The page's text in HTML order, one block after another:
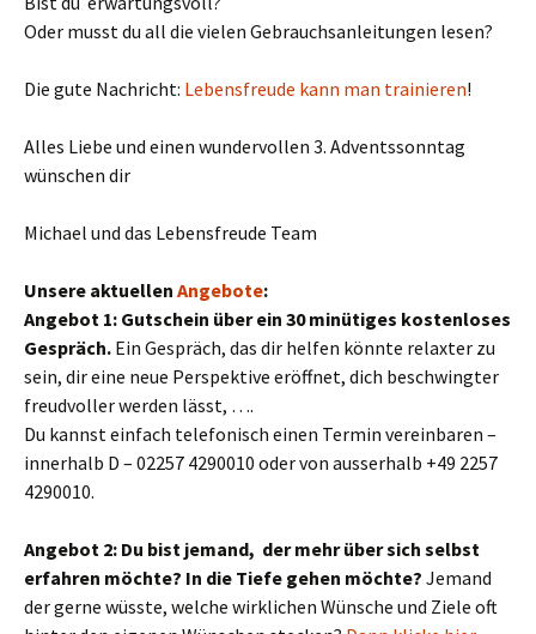
Oder musst du all die vielen Gebrauchsanleitungen lesen?
Die gute Nachricht: Lebensfreude kann man trainieren!
Alles Liebe und einen wundervollen 3. Adventssonntag
wünschen dir
Michael und das Lebensfreude Team
Unsere aktuellen Angebote:
Angebot 1: Gutschein über ein 30 minütiges kostenloses
Gespräch. Ein Gespräch, das dir helfen könnte relaxter zu
sein, dir eine neue Perspektive eröffnet, dich beschwingter
freudvoller werden lässt, ….
Du kannst einfach telefonisch einen Termin vereinbaren –
innerhalb D – 02257 4290010 oder von ausserhalb +49 2257
4290010.
Angebot 2: Du bist jemand, der mehr über sich selbst
erfahren möchte? In die Tiefe gehen möchte? Jemand
der gerne wüsste, welche wirklichen Wünsche und Ziele oft